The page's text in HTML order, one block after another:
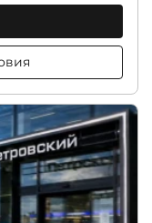
условия